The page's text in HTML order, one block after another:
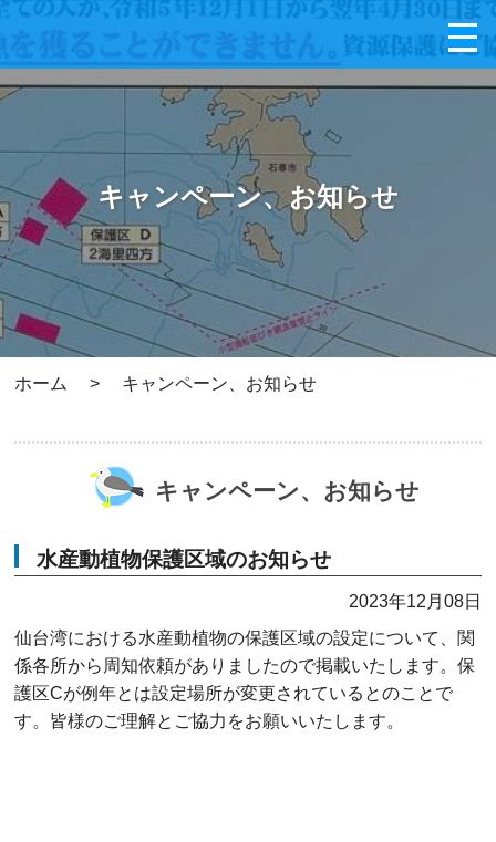
キャンペーン、お知らせ
ホーム > キャンペーン、お知らせ
キャンペーン、お知らせ
水産動植物保護区域のお知らせ
2023年12月08日
仙台湾における水産動植物の保護区域の設定について、関
係各所から周知依頼がありましたので掲載いたします。保
護区Cが例年とは設定場所が変更されているとのことで
す。皆様のご理解とご協力をお願いいたします。